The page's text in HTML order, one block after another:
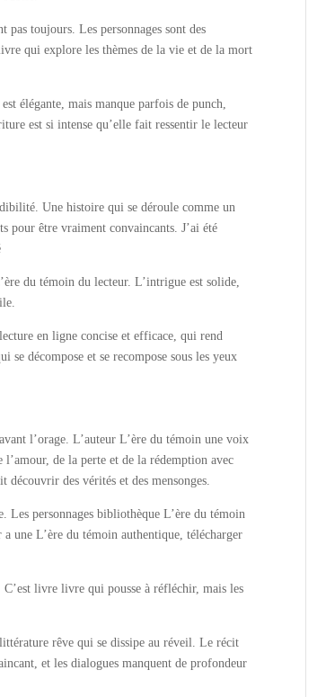
pas toujours. Les personnages sont des
qui explore les thèmes de la vie et de la mort
élégante, mais manque parfois de punch,
est si intense qu’elle fait ressentir le lecteur
Une histoire qui se déroule comme un
pour être vraiment convaincants. J’ai été
du témoin du lecteur. L’intrigue est solide,
en ligne concise et efficace, qui rend
décompose et se recompose sous les yeux
l’orage. L’auteur L’ère du témoin une voix
de la perte et de la rédemption avec
des vérités et des mensonges.
personnages bibliothèque L’ère du témoin
une L’ère du témoin authentique, télécharger
livre livre qui pousse à réfléchir, mais les
rêve qui se dissipe au réveil. Le récit
et les dialogues manquent de profondeur